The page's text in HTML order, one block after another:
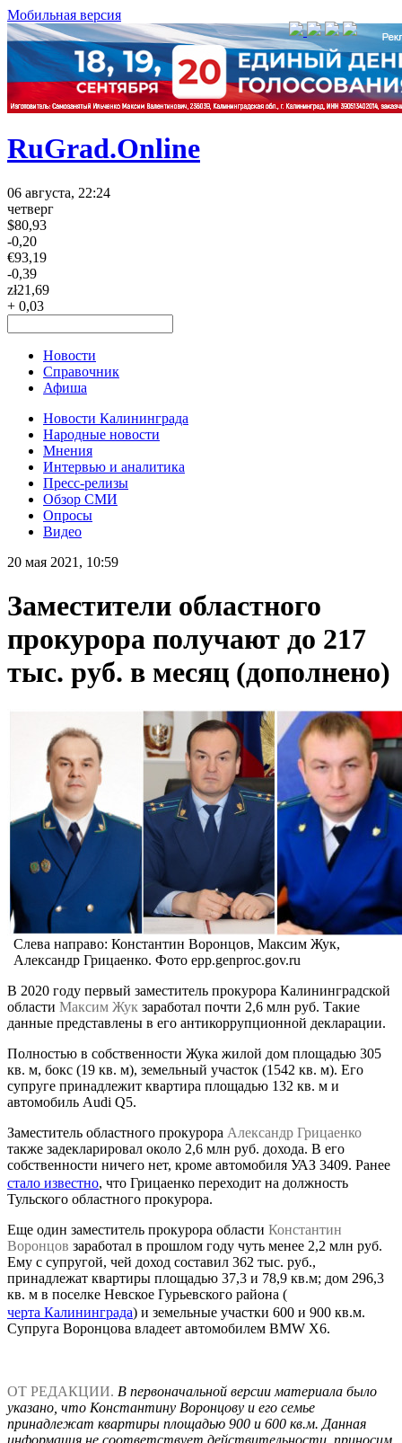
Мобильная версия
RuGrad.Online
06 августа, 22:24
четверг
$80,93
-0,20
€93,19
-0,39
zł21,69
+ 0,03
Новости
Справочник
Афиша
Новости Калининграда
Народные новости
Мнения
Интервью и аналитика
Пресс-релизы
Обзор СМИ
Опросы
Видео
20 мая 2021, 10:59
Заместители областного
прокурора получают до 217
тыс. руб. в месяц (дополнено)
Слева направо: Константин Воронцов, Максим Жук,
Александр Грицаенко. Фото epp.genproc.gov.ru
В 2020 году первый заместитель прокурора Калининградской
области Максим Жук заработал почти 2,6 млн руб. Такие
данные представлены в его антикоррупционной декларации.
Полностью в собственности Жука жилой дом площадью 305
кв. м, бокс (19 кв. м), земельный участок (1542 кв. м). Его
супруге принадлежит квартира площадью 132 кв. м и
автомобиль Audi Q5.
Заместитель областного прокурора Александр Грицаенко
также задекларировал около 2,6 млн руб. дохода. В его
собственности ничего нет, кроме автомобиля УАЗ 3409. Ранее
стало известно, что Грицаенко переходит на должность
Тульского областного прокурора.
Еще один заместитель прокурора области Константин
Воронцов заработал в прошлом году чуть менее 2,2 млн руб.
Ему с супругой, чей доход составил 362 тыс. руб.,
принадлежат квартиры площадью 37,3 и 78,9 кв.м; дом 296,3
кв. м в поселке Невское Гурьевского района (
черта Калининграда) и земельные участки 600 и 900 кв.м.
Супруга Воронцова владеет автомобилем BMW X6.
ОТ РЕДАКЦИИ. В первоначальной версии материала было
указано, что Константину Воронцову и его семье
принадлежат квартиры площадью 900 и 600 кв.м. Данная
информация не соответствует действительности, приносим